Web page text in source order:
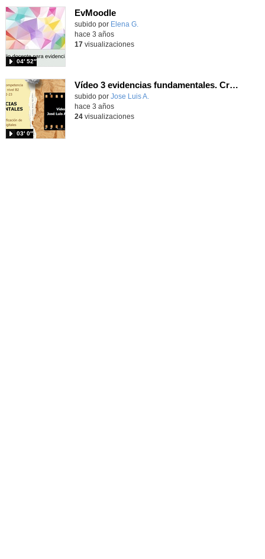
EvMoodle
Contenido educativo.
subido por Elena G.
04′ 52″
hace 3 años
17visualizaciones
Vídeo 3 evidencias fundamentales. Creación de contenidos digitales. Presentación de secuencia de aprendizaje con canva
Contenido educativo.
subido por Jose Luis A.
03′ 0″
hace 3 años
24visualizaciones